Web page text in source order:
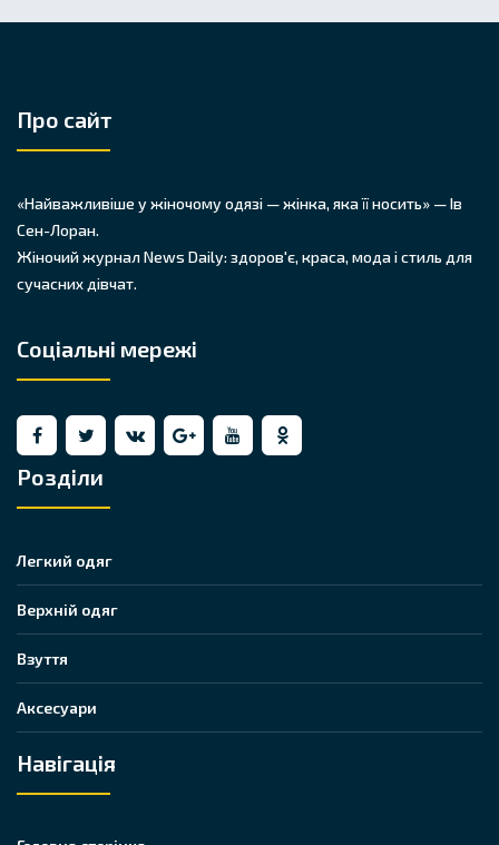
Про сайт
«Найважливіше у жіночому одязі — жінка, яка її носить» — Ів
Сен-Лоран.
Жіночий журнал News Daily: здоров'є, краса, мода і стиль для
сучасних дівчат.
Соціальні мережі
Розділи
Легкий одяг
Верхній одяг
Взуття
Аксесуари
Навігація